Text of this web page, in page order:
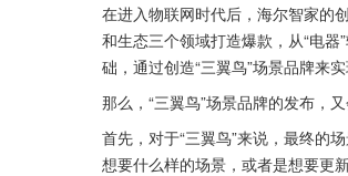
在进入物联网时代后，海尔智家的
和生态三个领域打造爆款，从“电
础，通过创造“三翼鸟”场景品牌来
那么，“三翼鸟”场景品牌的发布，
首先，对于“三翼鸟”来说，最终的
想要什么样的场景，或者是想要更